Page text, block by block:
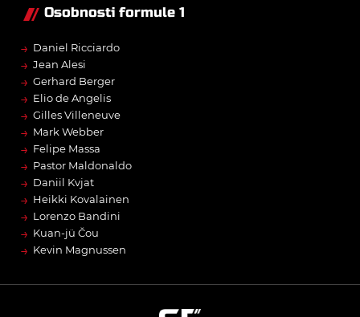
Osobnosti formule 1
→ Daniel Ricciardo
→ Jean Alesi
→ Gerhard Berger
→ Elio de Angelis
→ Gilles Villeneuve
→ Mark Webber
→ Felipe Massa
→ Pastor Maldonaldo
→ Daniil Kvjat
→ Heikki Kovalainen
→ Lorenzo Bandini
→ Kuan-jü Čou
→ Kevin Magnussen